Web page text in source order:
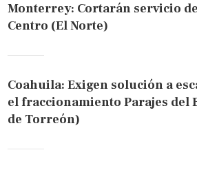
Monterrey: Cortarán servicio
Centro (El Norte)
Coahuila: Exigen solución a
el fraccionamiento Parajes del
de Torreón)